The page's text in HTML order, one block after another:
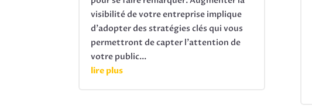
visibilité de votre entreprise implique
d'adopter des stratégies clés qui vous
permettront de capter l'attention de
votre public...
lire plus